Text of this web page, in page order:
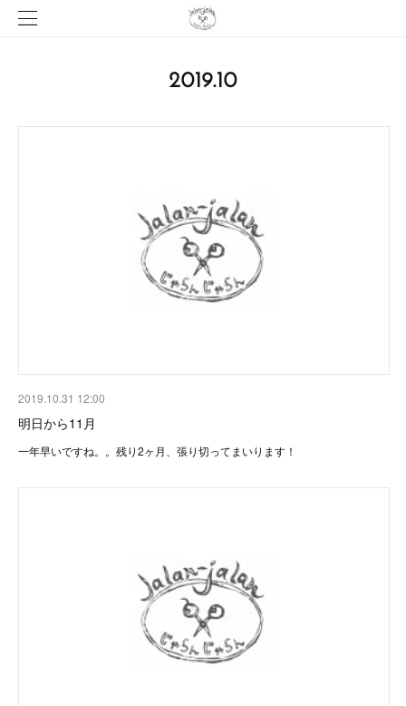
2019.10
2019.10.31 12:00
明日から11月
一年早いですね。。残り2ヶ月、張り切ってまいります！